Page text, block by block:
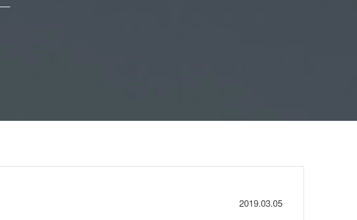
2019.03.05